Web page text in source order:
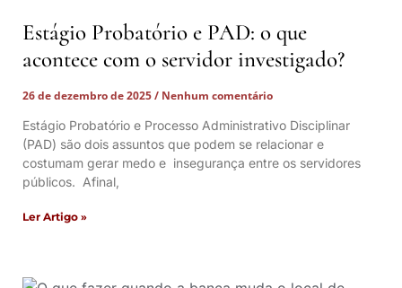
Estágio Probatório e PAD: o que
acontece com o servidor investigado?
26 de dezembro de 2025
Nenhum comentário
Estágio Probatório e Processo Administrativo Disciplinar
(PAD) são dois assuntos que podem se relacionar e
costumam gerar medo e insegurança entre os servidores
públicos. Afinal,
Ler Artigo »